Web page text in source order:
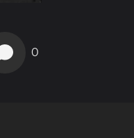
0